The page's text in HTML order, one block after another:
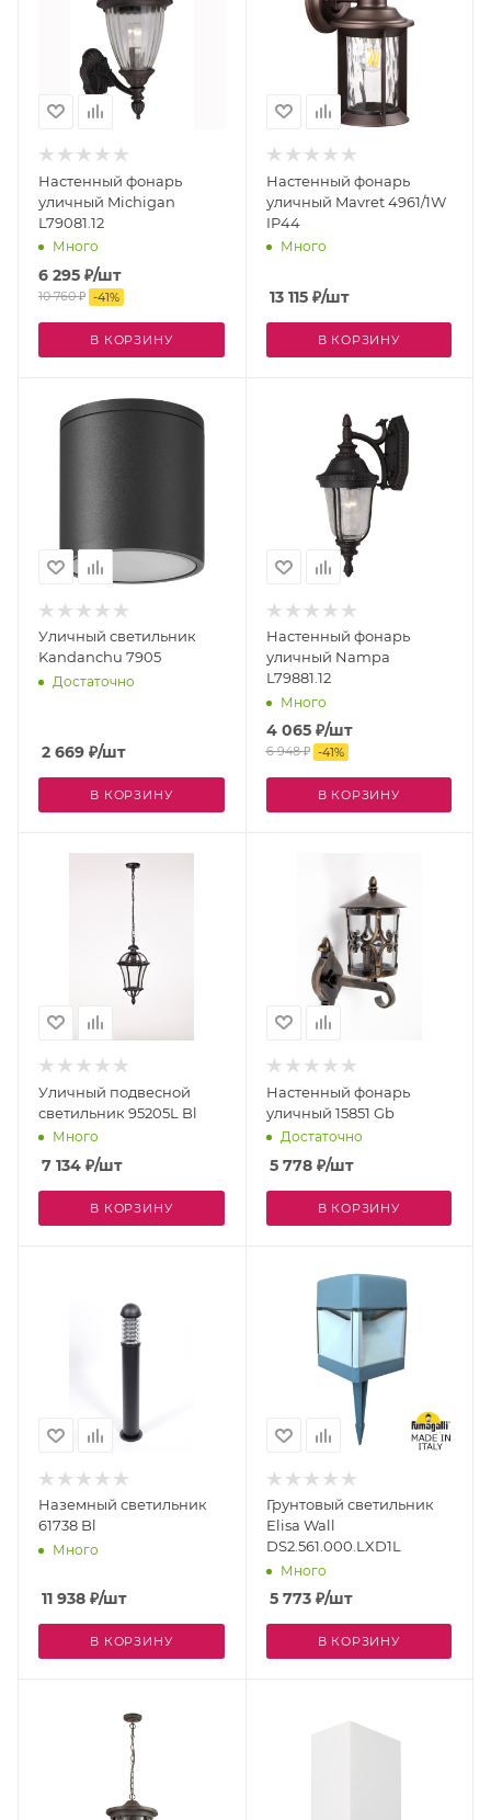
Настенный фонарь
уличный Michigan
L79081.12
Много
6 295 ₽/шт
10 760₽ -41%
В КОРЗИНУ
Настенный фонарь
уличный Mavret 4961/1W
IP44
Много
13 115₽/шт
В КОРЗИНУ
Уличный светильник
Kandanchu 7905
Достаточно
2 669 ₽/шт
В КОРЗИНУ
Настенный фонарь
уличный Nampa
L79881.12
Много
4 065₽/шт
6 948₽ -41%
В КОРЗИНУ
Уличный подвесной
светильник 95205L Bl
Много
7 134 ₽/шт
В КОРЗИНУ
Настенный фонарь
уличный 15851 Gb
Достаточно
5 778₽/шт
В КОРЗИНУ
Наземный светильник
61738 Bl
Много
11 938 ₽/шт
В КОРЗИНУ
Грунтовый светильник
Elisa Wall
DS2.561.000.LXD1L
Много
5 773₽/шт
В КОРЗИНУ